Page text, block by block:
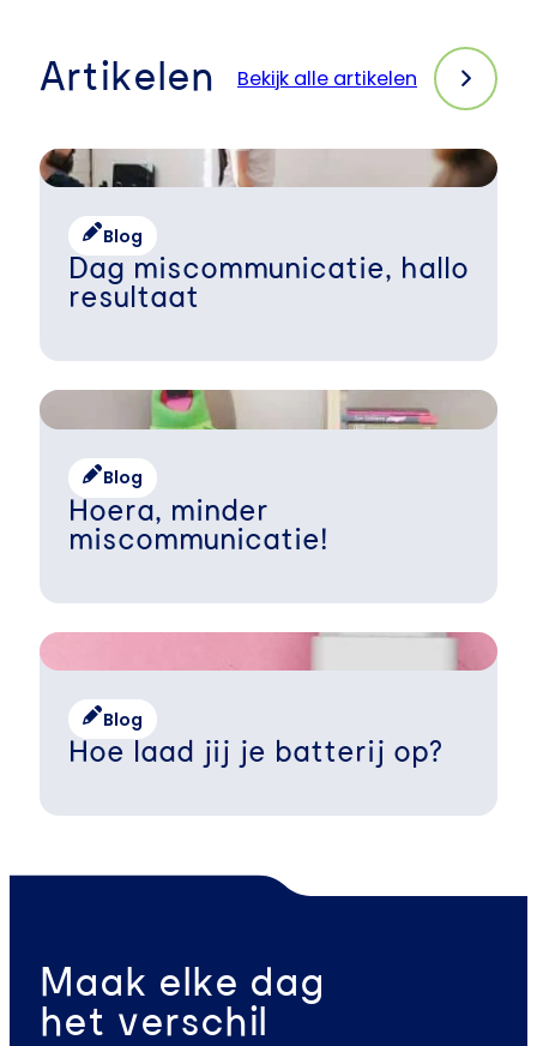
Artikelen Bekijk alle artikelen
Blog
Dag miscommunicatie, hallo
resultaat
Blog
Hoera, minder
miscommunicatie!
Blog
Hoe laad jij je batterij op?
Maak elke dag
het verschil